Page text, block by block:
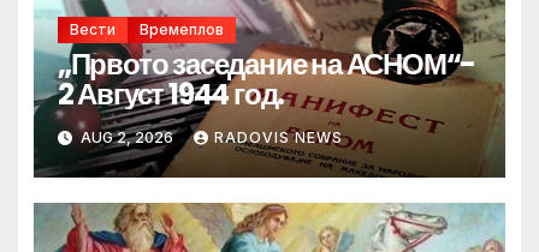
Вести Времеплов
„Првото заседание на АСНОМ“-
2 Август 1944 год.
AUG 2, 2026 RADOVIS NEWS